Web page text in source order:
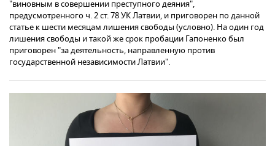
"виновным в совершении преступного деяния",
предусмотренного ч. 2 ст. 78 УК Латвии, и приговорен по данной
статье к шести месяцам лишения свободы (условно). На один год
лишения свободы и такой же срок пробации Гапоненко был
приговорен "за деятельность, направленную против
государственной независимости Латвии".